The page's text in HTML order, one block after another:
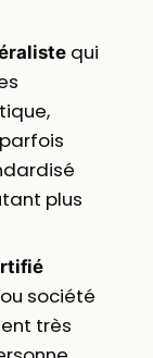
qui
plus
société
très